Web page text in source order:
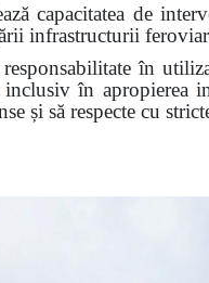
de
infrastructurii
în
în apropierea
și să respecte cu